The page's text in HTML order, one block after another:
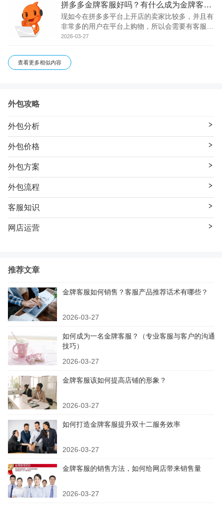
后服务 其实很多客服可能在售前服务得很好，特
别的
拼多多金牌客服好吗？有什么成为金牌客服的技巧？
现如今在拼多多平台上开店的卖家比较多，并且有
非常多的用户在平台上购物，所以会需要有客服来
帮助店铺的运营，那么拼多多金牌客服到底怎么样
个客户或多或少都会对产品有所疑问，这样才会主
动咨
2026-03-27
查看更多相似内容
外包攻略
外包分析
外包价格
外包方案
外包流程
客服知识
网店运营
推荐文章
金牌客服如何销售？客服产品推荐话术有哪些？
2026-03-27
如何成为一名金牌客服？（专业客服与客户的沟通
技巧）
2026-03-27
金牌客服该如何提高店铺的形象？
2026-03-27
如何打造金牌客服提升双十二服务效率
2026-03-27
金牌客服的销售方法，如何给网店带来销售量
2026-03-27